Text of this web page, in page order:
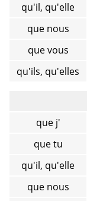
qu'il, qu'elle
que nous
que vous
qu'ils, qu'elles
que j'
que tu
qu'il, qu'elle
que nous